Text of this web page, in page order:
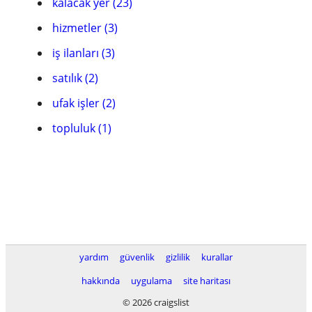
hizmetler (3)
iş ilanları (3)
satılık (2)
ufak işler (2)
topluluk (1)
yardım güvenlik gizlilik
kurallar
hakkında
uygulama
site haritası
© 2026 craigslist